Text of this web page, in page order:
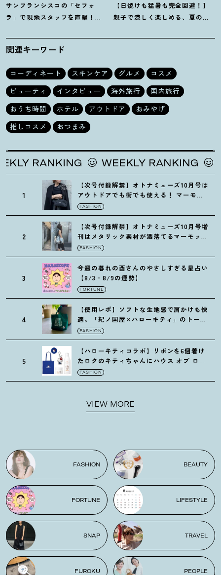
サンフランシスコの「セフォ
ラ」で現地スタッフを直撃 ！
えてください♡
【日焼けも猛暑も完全回避 ！ 】
親子で涼しく楽しめる、夏の
ウム」が最高
関連キーワード
コーディネート スキンケア グルメ
コスメ
ビューティ
インタビュー 海外旅行
国内旅行
おうち時間
ホテル アウトドア
おみやげ
推しコスメ
おつまみ
RANKING WEEKLY RANKING
1
【次号付録解禁】オトナミューズ10月号は
アウトドアでも街でも使える ！ マーモッ
トの黒ショルダー
FASHION
2
【次号付録解禁】オトナミューズ10月号増
刊はメタリック素材が洒落てるマーモット
の保冷バッグ
FASHION
3
今週の暮れの酉さんのやさしすぎる星占い
【8/3‐8/9の運勢】
FORTUNE
4
【使用レポ】ソフトな生地感で肩かけも快
適。「紀ノ国屋×ハローキティ」のトート
がガシガシ使えて最高です
FASHION
5
【ハローキティコラボ】リボンを6個着け
たロクのキティちゃんにハウス オブ ロー
ゼの限定パケも
FASHION
VIEW MORE
FASHION BEAUTY
FORTUNE LIFESTYLE
SNAP TRAVEL
FUROKU PEOPLE